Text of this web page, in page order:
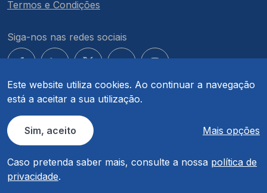
Este website utiliza cookies. Ao continuar a navegação
está a aceitar a sua utilização.
Sim, aceito Mais opções
Caso pretenda saber mais, consulte a nossa política de
privacidade.
Termos e Condições
Siga-nos nas redes sociais
© COMPETE 2030. Todos os direitos reservados.